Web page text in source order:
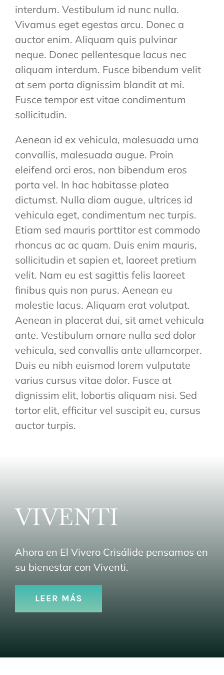
interdum. Vestibulum id nunc nulla.
Vivamus eget egestas arcu. Donec a
auctor enim. Aliquam quis pulvinar
neque. Donec pellentesque lacus nec
aliquam interdum. Fusce bibendum velit
at sem porta dignissim blandit at mi.
Fusce tempor est vitae condimentum
sollicitudin.
Aenean id ex vehicula, malesuada urna
convallis, malesuada augue. Proin
eleifend orci eros, non bibendum eros
porta vel. In hac habitasse platea
dictumst. Nulla diam augue, ultrices id
vehicula eget, condimentum nec turpis.
Etiam sed mauris porttitor est commodo
rhoncus ac ac quam. Duis enim mauris,
sollicitudin et sapien et, laoreet pretium
velit. Nam eu est sagittis felis laoreet
finibus quis non purus. Aenean eu
molestie lacus. Aliquam erat volutpat.
Aenean in placerat dui, sit amet vehicula
ante. Vestibulum ornare nulla sed dolor
vehicula, sed convallis ante ullamcorper.
Duis eu nibh euismod lorem vulputate
varius cursus vitae dolor. Fusce at
dignissim elit, lobortis aliquam nisi. Sed
tortor elit, efficitur vel suscipit eu, cursus
auctor turpis.
VIVENTI
Ahora en El Vivero Crisálide pensamos en
su bienestar con Viventi.
LEER MÁS